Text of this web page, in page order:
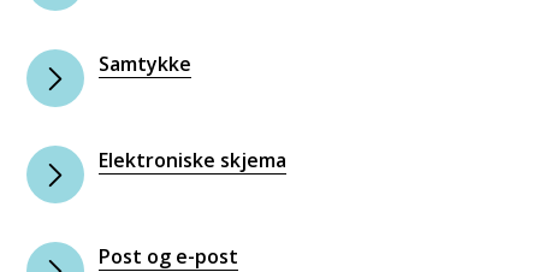
Samtykke
Elektroniske skjema
Post og e-post